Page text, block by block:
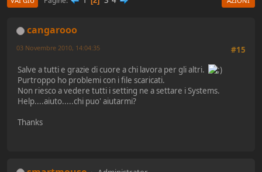
cangarooo
#15
03 Novembre 2010, 14:04:35
Salve a tutti e grazie di cuore a chi lavora per gli altri.
Purtroppo ho problemi con i file scaricati.
Non riesco a vedere tutti i setting ne a settare i Systems.
Help....aiuto.....chi puo' aiutarmi?
Thanks